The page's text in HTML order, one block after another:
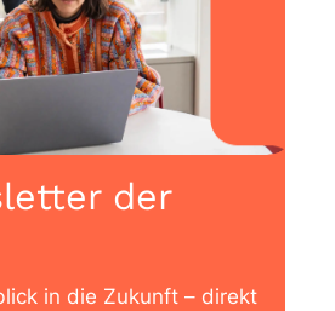
der
in die Zukunft – direkt